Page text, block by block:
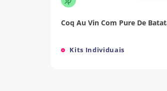
Kits Individuais
Coq Au Vin Com Pure De